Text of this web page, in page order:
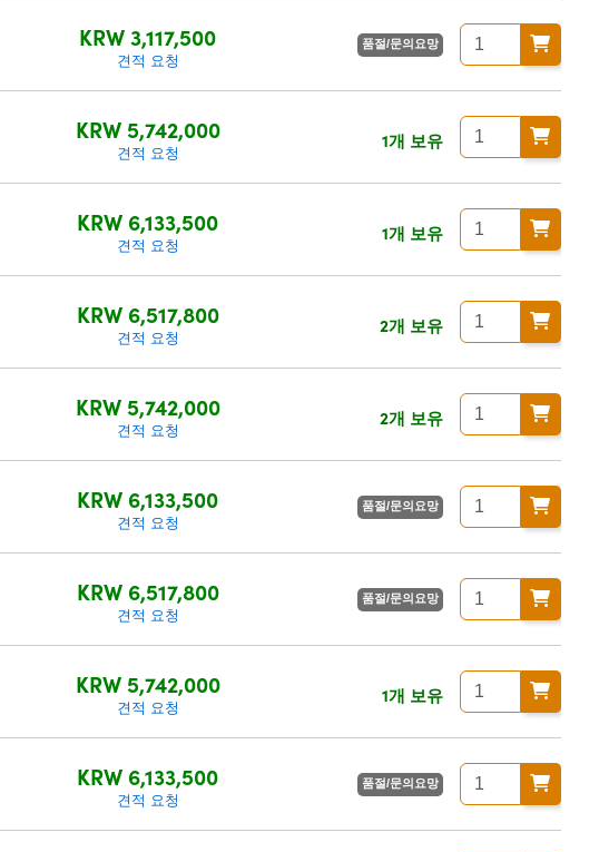
KRW 3,117,500
견적 요청
품절/문의요망
KRW 5,742,000
견적 요청
1개 보유
KRW 6,133,500
견적 요청
1개 보유
KRW 6,517,800
견적 요청
2개 보유
KRW 5,742,000
견적 요청
2개 보유
KRW 6,133,500
견적 요청
품절/문의요망
KRW 6,517,800
견적 요청
품절/문의요망
KRW 5,742,000
견적 요청
1개 보유
KRW 6,133,500
견적 요청
품절/문의요망